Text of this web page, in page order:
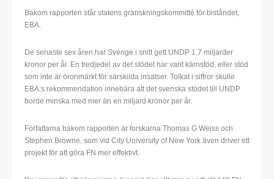
Bakom rapporten står statens granskningskommitté för biståndet,
EBA.
De senaste sex åren har Sverige i snitt gett UNDP 1,7 miljarder
kronor per år. En tredjedel av det stödet har varit kärnstöd, eller stöd
som inte är öronmärkt för särskilda insatser. Tolkat i siffror skulle
EBA:s rekommendation innebära att det svenska stödet till UNDP
borde minska med mer än en miljard kronor per år.
Författarna bakom rapporten är forskarna Thomas G Weiss och
Stephen Browne, som vid City University of New York även driver ett
projekt för att göra FN mer effektivt.